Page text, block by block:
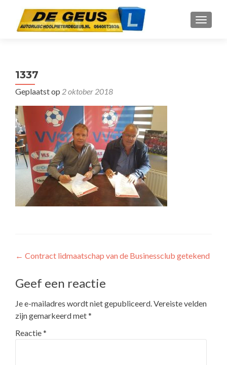
1337
Geplaatst op 2 oktober 2018
Bericht
navigatie
← Contract lidmaatschap van de Businessclub getekend
Geef een reactie
Je e-mailadres wordt niet gepubliceerd.Vereiste velden
zijn gemarkeerd met*
Reactie*